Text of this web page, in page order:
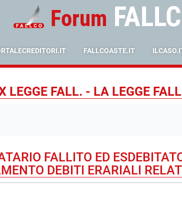
Forum
FALLCOASTE.IT
LEGGE FALL. - LA LEGGE
FALLITO ED
DEBITI ERARIALI